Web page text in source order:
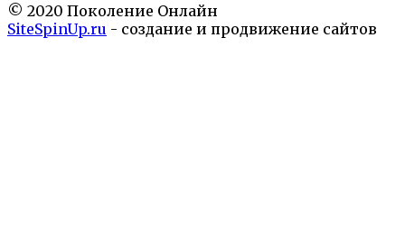
© 2020 Поколение Онлайн
SiteSpinUp.ru - создание и продвижение сайтов